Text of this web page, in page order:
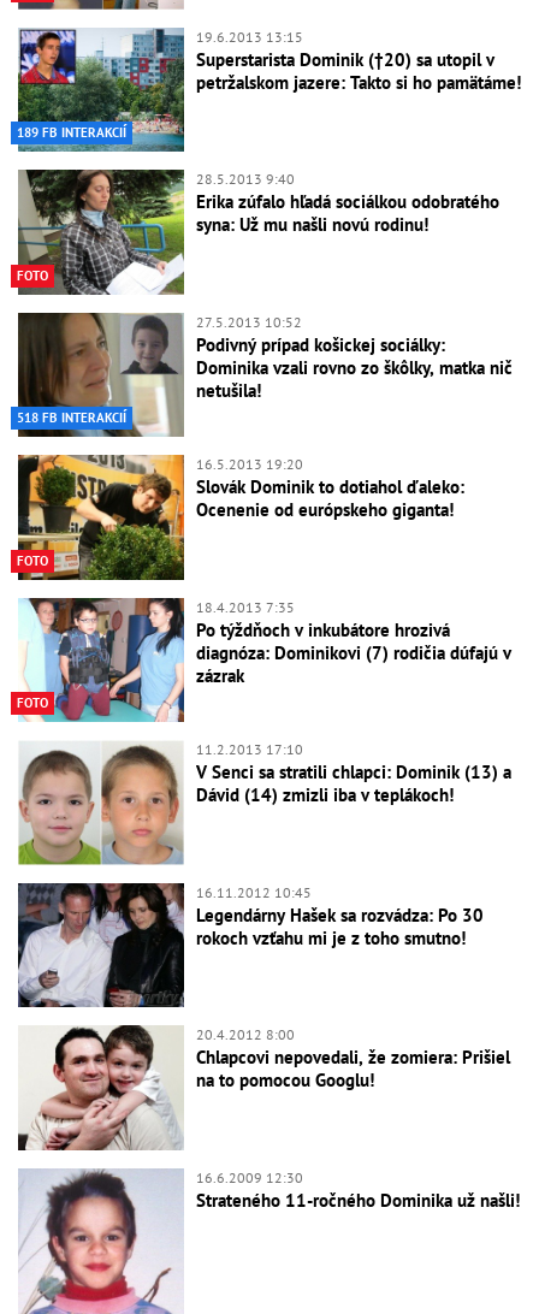
189 FB INTERAKCIÍ
19.6.2013 13:15
Superstarista Dominik (†20) sa utopil v
petržalskom jazere: Takto si ho pamätáme!
FOTO
28.5.2013 9:40
Erika zúfalo hľadá sociálkou odobratého
syna: Už mu našli novú rodinu!
518 FB INTERAKCIÍ
27.5.2013 10:52
Podivný prípad košickej sociálky:
Dominika vzali rovno zo škôlky, matka nič
netušila!
FOTO
16.5.2013 19:20
Slovák Dominik to dotiahol ďaleko:
Ocenenie od európskeho giganta!
FOTO
18.4.2013 7:35
Po týždňoch v inkubátore hrozivá
diagnóza: Dominikovi (7) rodičia dúfajú v
zázrak
11.2.2013 17:10
V Senci sa stratili chlapci: Dominik (13) a
Dávid (14) zmizli iba v teplákoch!
16.11.2012 10:45
Legendárny Hašek sa rozvádza: Po 30
rokoch vzťahu mi je z toho smutno!
20.4.2012 8:00
Chlapcovi nepovedali, že zomiera: Prišiel
na to pomocou Googlu!
16.6.2009 12:30
Strateného 11-ročného Dominika už našli!